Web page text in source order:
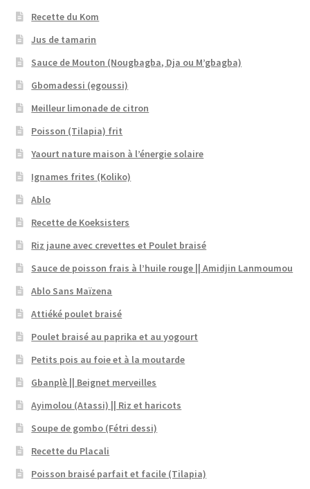
Recette du Kom
Jus de tamarin
Sauce de Mouton (Nougbagba, Dja ou M’gbagba)
Gbomadessi (egoussi)
Meilleur limonade de citron
Poisson (Tilapia) frit
Yaourt nature maison à l’énergie solaire
Ignames frites (Koliko)
Ablo
Recette de Koeksisters
Riz jaune avec crevettes et Poulet braisé
Sauce de poisson frais à l’huile rouge || Amidjin Lanmoumou
Ablo Sans Maïzena
Attiéké poulet braisé
Poulet braisé au paprika et au yogourt
Petits pois au foie et à la moutarde
Gbanplè || Beignet merveilles
Ayimolou (Atassi) || Riz et haricots
Soupe de gombo (Fétri dessi)
Recette du Placali
Poisson braisé parfait et facile (Tilapia)